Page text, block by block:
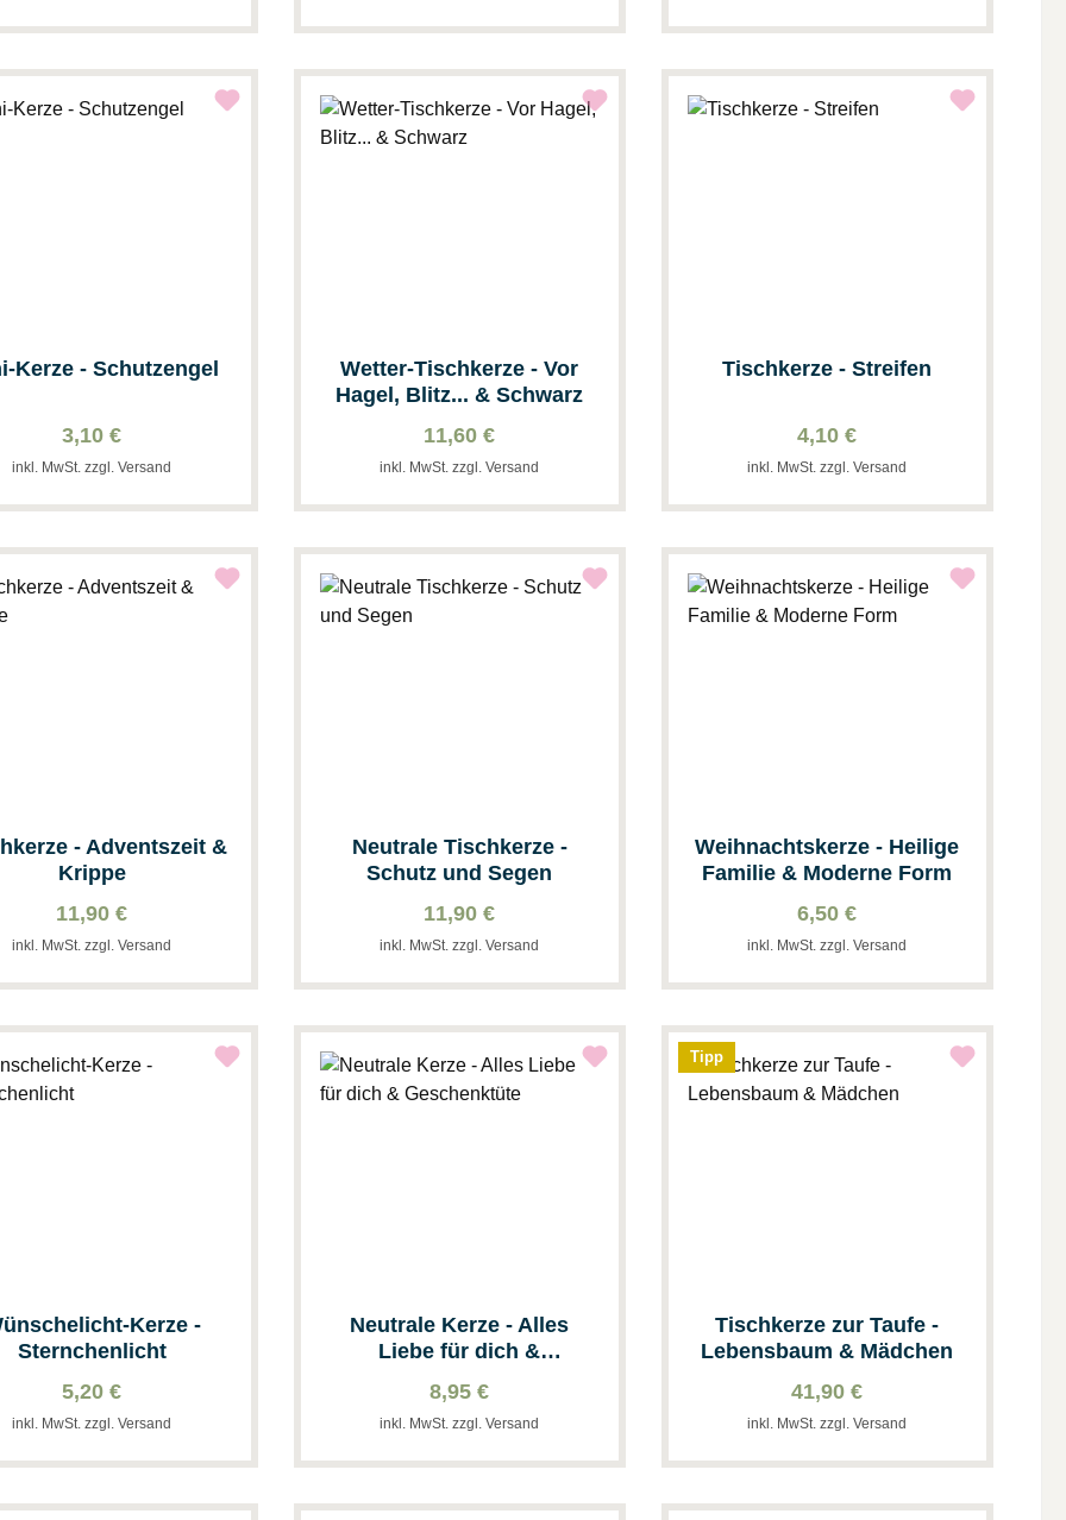
Kerze - Schutzengel
3,10 €
inkl. MwSt. zzgl. Versand
Wetter-Tischkerze - Vor
Hagel, Blitz... & Schwarz
11,60 €
inkl. MwSt. zzgl. Versand
Tischkerze - Streifen
4,10 €
inkl. MwSt. zzgl. Versand
- Adventszeit &
Krippe
11,90 €
inkl. MwSt. zzgl. Versand
Neutrale Tischkerze -
Schutz und Segen
11,90 €
inkl. MwSt. zzgl. Versand
Weihnachtskerze - Heilige
Familie & Moderne Form
6,50 €
inkl. MwSt. zzgl. Versand
Kerze -
Sternchenlicht
5,20 €
inkl. MwSt. zzgl. Versand
Neutrale Kerze - Alles
Liebe für dich &
8,95 €
inkl. MwSt. zzgl. Versand
Tipp
Tischkerze zur Taufe -
Lebensbaum & Mädchen
41,90 €
inkl. MwSt. zzgl. Versand